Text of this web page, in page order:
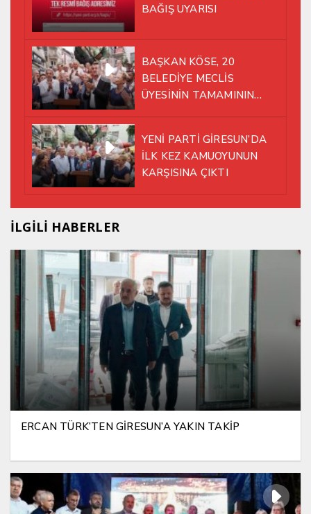
BAĞIŞ UYARISI
BAŞKAN KÖSE, 20
BELEDİYE MECLİS
ÜYESİNİN TAMAMININ
YÜRÜMEYE KARAR VERDİK
YENİ PARTİ GİRESUN’DA
İLK KEZ KAMUOYUNUN
KARŞISINA ÇIKTI
İLGİLİ HABERLER
ERCAN TÜRK’TEN GİRESUN’A YAKIN TAKİP